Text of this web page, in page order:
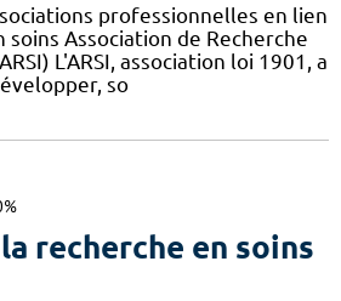
professionnelles en lien
soins Association de Recherche
L'ARSI, association loi 1901, a
so
recherche en soins